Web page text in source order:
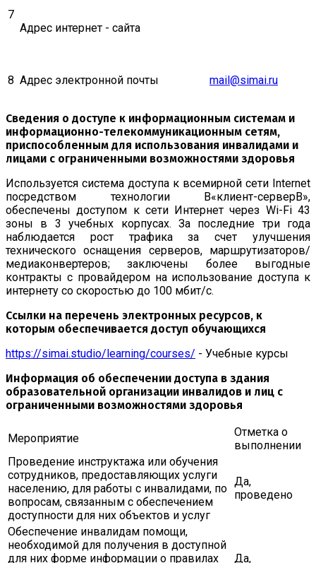
7
Адрес интернет - сайта
8 Адрес электронной почты mail@simai.ru
Сведения о доступе к информационным системам и
информационно-телекоммуникационным сетям,
приспособленным для использования инвалидами и
лицами с ограниченными возможностями здоровья
Используется система доступа к всемирной сети Internet
посредством технологии В«клиент-серверВ»,
обеспечены доступом к сети Интернет через Wi-Fi 43
зоны в 3 учебных корпусах. За последние три года
наблюдается рост трафика за счет улучшения
технического оснащения серверов, маршрутизаторов/
медиаконвертеров; заключены более выгодные
контракты с провайдером на использование доступа к
интернету со скоростью до 100 мбит/с.
Ссылки на перечень электронных ресурсов, к
которым обеспечивается доступ обучающихся
https://simai.studio/learning/courses/ - Учебные курсы
Информация об обеспечении доступа в здания
образовательной организации инвалидов и лиц с
ограниченными возможностями здоровья
Мероприятие
Отметка о
выполнении
Проведение инструктажа или обучения
сотрудников, предоставляющих услуги
населению, для работы с инвалидами, по
вопросам, связанным с обеспечением
доступности для них объектов и услуг
Да,
проведено
Обеспечение инвалидам помощи,
необходимой для получения в доступной
для них форме информации о правилах
Да,